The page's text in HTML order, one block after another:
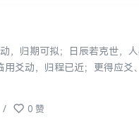
，归期可拟；日辰若克世
爻动，归程已近；更得应爻
/ 0 赞